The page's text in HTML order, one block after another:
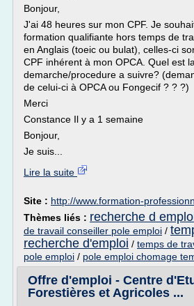
Bonjour,
J'ai 48 heures sur mon CPF. Je
formation qualifiante hors temps de
en Anglais (toeic ou bulat), celles-ci
CPF inhérent à mon OPCA. Quel est la
demarche/procedure a suivre?
de celui-ci à OPCA ou Fongecif ? ? ?)
Merci
Constance Il y a 1 semaine
Bonjour,
Je suis...
Lire la suite
Site : http://www.formation-
Thèmes liés : recherche d
de travail conseiller pole emploi /
recherche d'emploi / temps de
pole emploi / pole emploi chomage
Offre d'emploi - Centre
Forestières et Agricoles ...